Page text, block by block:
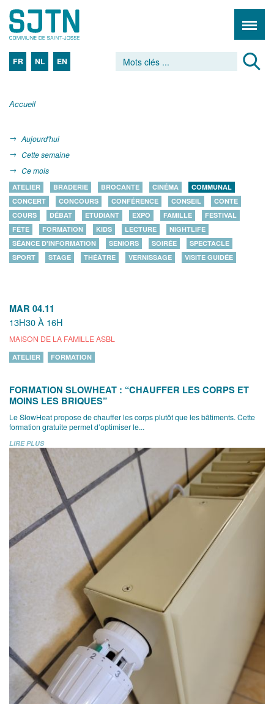
FR NL EN
Accueil
Aujourd'hui
Cette semaine
Ce mois
ATELIER BRADERIE BROCANTE CINÉMA
COMMUNAL
CONCERT
CONCOURS CONFÉRENCE CONSEIL
CONTE
COURS
DÉBAT ETUDIANT EXPO FAMILLE
FESTIVAL
FÊTE
FORMATION KIDS LECTURE
NIGHTLIFE
SÉANCE D'INFORMATION
SENIORS SOIRÉE
SPECTACLE
SPORT
STAGE THÉÂTRE VERNISSAGE VISITE GUIDÉE
MAR 04.11
13H30 À 16H
MAISON DE LA FAMILLE ASBL
ATELIER FORMATION
FORMATION SLOWHEAT : “CHAUFFER LES CORPS ET
MOINS LES BRIQUES”
Le SlowHeat propose de chauffer les corps plutôt que les bâtiments. Cette
formation gratuite permet d’optimiser le...
LIRE PLUS